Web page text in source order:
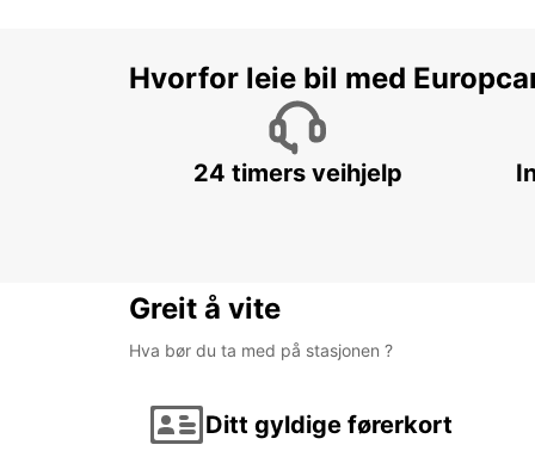
Hvorfor leie bil med
24 timers veihjelp
Greit å vite
Hva bør du ta med på stasjonen ?
Ditt gyldige førerkort